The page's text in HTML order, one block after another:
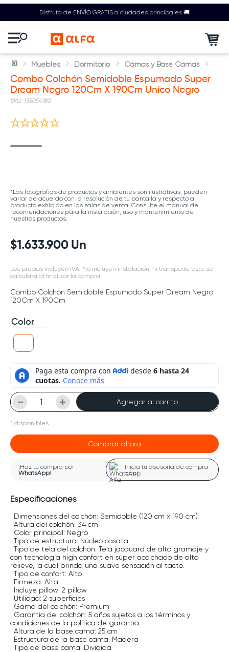
Disfruta de ENVÍO GRATIS a ciudades principales 🚚
Muebles Dormitorio Camas y Base Camas
Combo Colchón Semidoble Espumado Super
Dream Negro 120Cm X 190Cm Unico Negro
: 135054780
*Las fotografías de productos y ambientes son ilustrativas, pueden
variar de acuerdo con la resolución de tu pantalla y respecto al
producto exhibido en las salas de venta. Consulte el manual de
recomendaciones para la instalación, uso y mantenimiento de
nuestros productos.
$1 .633.900 Un
Los precios incluyen IVA. No incluyen instalación, ni transporte este se
calculará al finalizar la compra.
Combo Colchón Semidoble Espumado Super Dream Negro
120Cm X 190Cm
Color
＋
－ Agregar al carrito
* disponibles.
Comprar ahora
¡Haz tu compra por
WhatsApp!
Inicia tu asesoría de compra
aquí
Especificaciones
· Dimensiones del colchón: Semidoble (120 cm x 190 cm)
· Altura del colchón: 34 cm
· Color principal: Negro
· Tipo de estructura: Núcleo casata
· Tipo de tela del colchón: Tela jacquard de alto gramaje y
con tecnología high confort en súper acolchado de alto
relieve, la cual brinda una suave sensación al tacto.
· Tipo de confort: Alto
· Firmeza: Alta
· Incluye pillow: 2 pillow
· Utilidad: 2 superficies
· Gama del colchón: Premium
· Garantía del colchón: 5 años sujetos a los términos y
condiciones de la política de garantía
· Altura de la base cama: 25 cm
· Estructura de la base cama: Madera
· Tipo de base cama: Dividida